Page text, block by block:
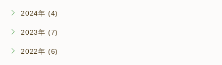
2024年 (4)
2023年 (7)
2022年 (6)